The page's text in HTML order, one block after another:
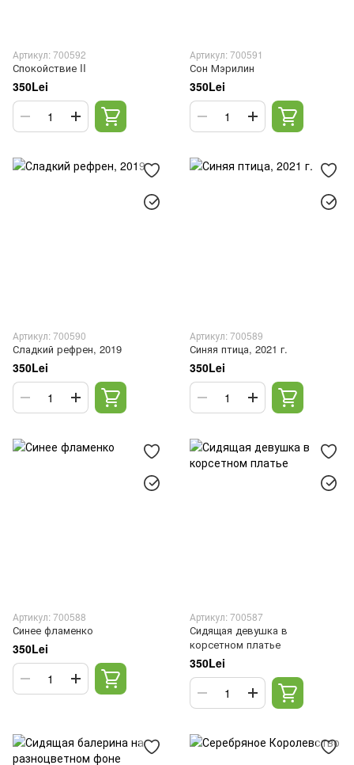
Артикул: 700592
Спокойствие II
350Lei
Артикул: 700591
Сон Мэрилин
350Lei
Артикул: 700590
Сладкий рефрен, 2019
350Lei
Артикул: 700589
Синяя птица, 2021 г.
350Lei
Артикул: 700588
Синее фламенко
350Lei
Артикул: 700587
Сидящая девушка в
корсетном платье
350Lei